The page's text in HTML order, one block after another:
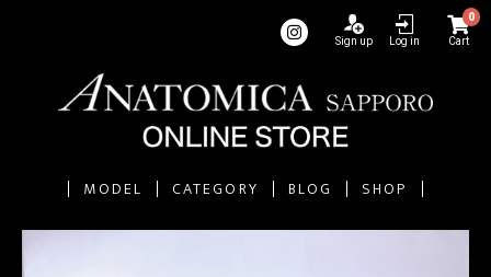
Sign up Log in
0
Cart
MODEL CATEGORY BLOG SHOP